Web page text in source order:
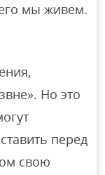
мы живем.
Но это
перед
свою